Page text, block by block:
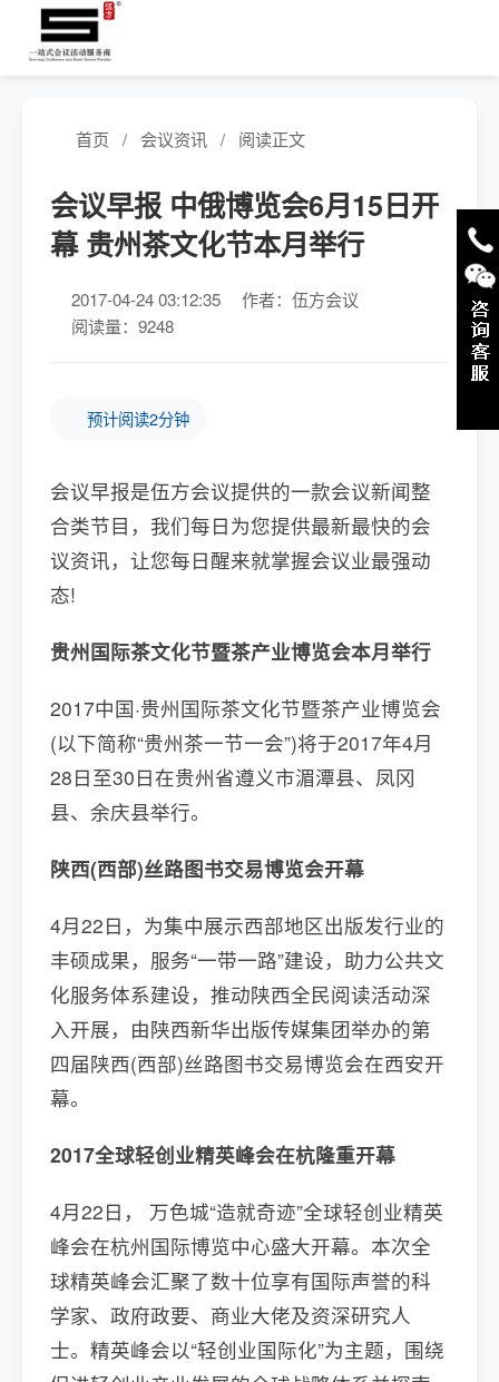
首页 / 会议资讯 / 阅读正文
会议早报 中俄博览会6月15日开
幕 贵州茶文化节本月举行
2017-04-24 03:12:35
作者：伍方会议
阅读量：9248
预计阅读2分钟
会议早报是伍方会议提供的一款会议新闻整
合类节目，我们每日为您提供最新最快的会
议资讯，让您每日醒来就掌握会议业最强动
态!
贵州国际茶文化节暨茶产业博览会本月举行
2017中国·贵州国际茶文化节暨茶产业博览会
(以下简称“贵州茶一节一会”)将于2017年4月
28日至30日在贵州省遵义市湄潭县、凤冈
县、余庆县举行。
陕西(西部)丝路图书交易博览会开幕
4月22日，为集中展示西部地区出版发行业的
丰硕成果，服务“一带一路”建设，助力公共文
化服务体系建设，推动陕西全民阅读活动深
入开展，由陕西新华出版传媒集团举办的第
四届陕西(西部)丝路图书交易博览会在西安开
幕。
2017全球轻创业精英峰会在杭隆重开幕
4月22日， 万色城“造就奇迹”全球轻创业精英
峰会在杭州国际博览中心盛大开幕。本次全
球精英峰会汇聚了数十位享有国际声誉的科
学家、政府政要、商业大佬及资深研究人
士。精英峰会以“轻创业国际化”为主题，围绕